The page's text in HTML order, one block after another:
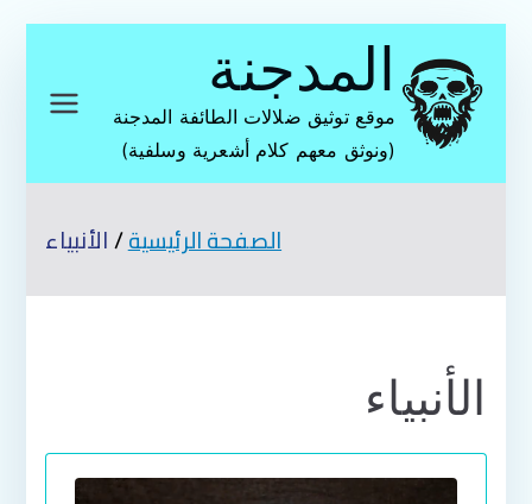
المحتوى
المدجنة
موقع توثيق ضلالات الطائفة المدجنة
(ونوثق معهم كلام أشعرية وسلفية)
الصفحة الرئيسية الأنبياء
الأنبياء